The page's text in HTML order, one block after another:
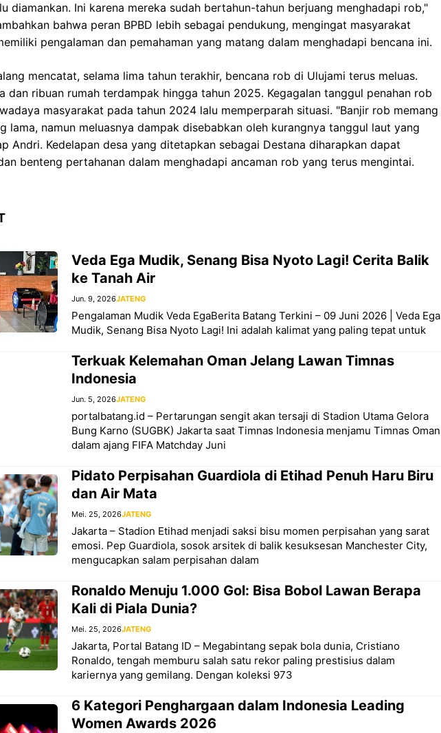
diamankan. Ini karena mereka sudah bertahun-tahun berjuang menghadapi rob,"
bahwa peran BPBD lebih sebagai pendukung, mengingat masyarakat
pengalaman dan pemahaman yang matang dalam menghadapi bencana ini.
mencatat, selama lima tahun terakhir, bencana rob di Ulujami terus meluas.
dan ribuan rumah terdampak hingga tahun 2025. Kegagalan tanggul penahan rob
masyarakat pada tahun 2024 lalu memperparah situasi. "Banjir rob memang
lama, namun meluasnya dampak disebabkan oleh kurangnya tanggul laut yang
Andri. Kedelapan desa yang ditetapkan sebagai Destana diharapkan dapat
benteng pertahanan dalam menghadapi ancaman rob yang terus mengintai.
Veda Ega Mudik, Senang Bisa Nyoto Lagi! Cerita Balik
ke Tanah Air
Jun. 9, 2026JATENG
Pengalaman Mudik Veda EgaBerita Batang Terkini – 09 Juni 2026 | Veda Ega
Mudik, Senang Bisa Nyoto Lagi! Ini adalah kalimat yang paling tepat untuk
Terkuak Kelemahan Oman Jelang Lawan Timnas
Indonesia
Jun. 5, 2026JATENG
portalbatang.id – Pertarungan sengit akan tersaji di Stadion Utama Gelora
Bung Karno (SUGBK) Jakarta saat Timnas Indonesia menjamu Timnas Oman
dalam ajang FIFA Matchday Juni
Pidato Perpisahan Guardiola di Etihad Penuh Haru Biru
dan Air Mata
Mei. 25, 2026JATENG
Jakarta – Stadion Etihad menjadi saksi bisu momen perpisahan yang sarat
emosi. Pep Guardiola, sosok arsitek di balik kesuksesan Manchester City,
mengucapkan salam perpisahan dalam
Ronaldo Menuju 1.000 Gol: Bisa Bobol Lawan Berapa
Kali di Piala Dunia?
Mei. 25, 2026JATENG
Jakarta, Portal Batang ID – Megabintang sepak bola dunia, Cristiano
Ronaldo, tengah memburu salah satu rekor paling prestisius dalam
kariernya yang gemilang. Dengan koleksi 973
6 Kategori Penghargaan dalam Indonesia Leading
Women Awards 2026